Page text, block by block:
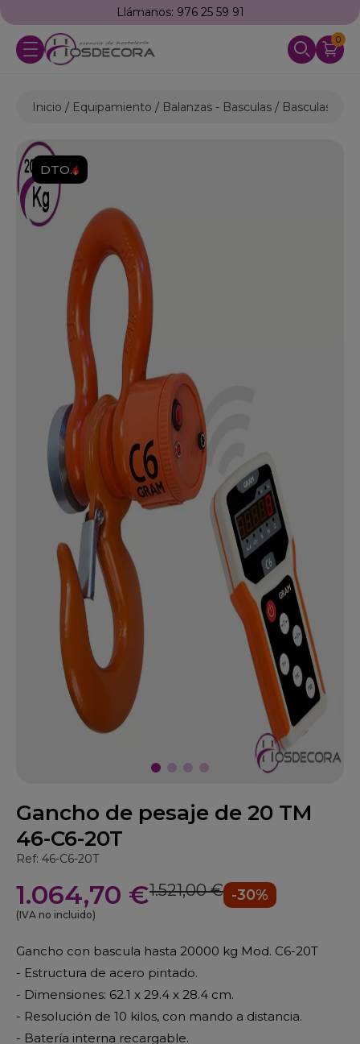
Llámanos: 976 25 59 91
0
Inicio Equipamiento Balanzas - Basculas Basculas de
DTO.
Gancho de pesaje de 20 TM
46-C6-20T
Ref: 46-C6-20T
1.064,70 €1.521,00 € -30%
(IVA no incluido)
Gancho con bascula hasta 20000 kg Mod. C6-20T
- Estructura de acero pintado.
- Dimensiones: 62.1 x 29.4 x 28.4 cm.
- Resolución de 10 kilos, con mando a distancia.
- Batería interna recargable.